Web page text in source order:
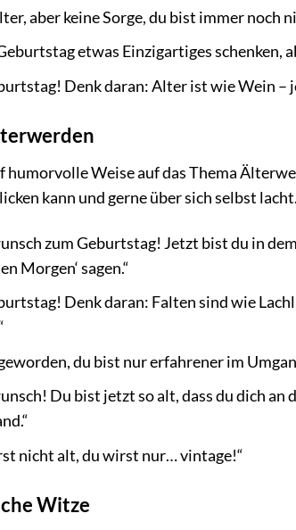
aber keine Sorge, du bist immer noch
etwas Einzigartiges schenken,
Denk daran: Alter ist wie Wein –
humorvolle Weise auf das Thema
kann und gerne über sich selbst lacht.
zum Geburtstag! Jetzt bist du in
Morgen‘ sagen.“
Denk daran: Falten sind wie
du bist nur erfahrener im
Du bist jetzt so alt, dass du dich an
nicht alt, du wirst nur… vintage!“
Witze